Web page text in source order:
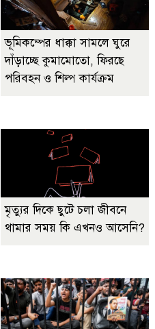
ভূমিকম্পের ধাক্কা সামলে ঘুরে
দাঁড়াচ্ছে কুমামোতো, ফিরছে
পরিবহন ও শিল্প কার্যক্রম
মৃত্যুর দিকে ছুটে চলা জীবনে
থামার সময় কি এখনও আসেনি?